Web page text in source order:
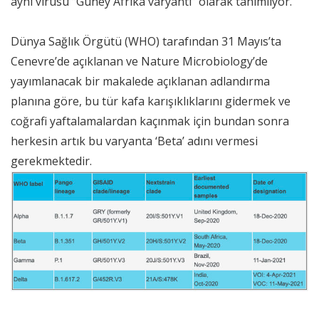
Dünya Sağlık Örgütü (WHO) tarafından 31 Mayıs’ta
Cenevre’de açıklanan ve Nature Microbiology’de
yayımlanacak bir makalede açıklanan adlandırma
planına göre, bu tür kafa karışıklıklarını gidermek ve
coğrafi yaftalamalardan kaçınmak için bundan sonra
herkesin artık bu varyanta ‘Beta’ adını vermesi
gerekmektedir.